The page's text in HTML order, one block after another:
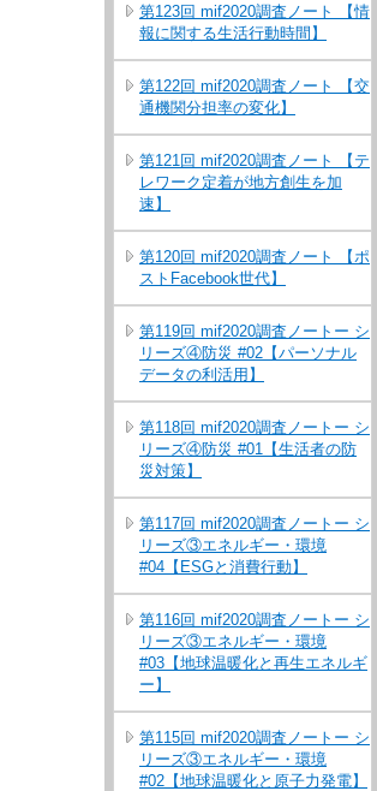
第123回 mif2020調査ノート 【情
報に関する生活行動時間】
第122回 mif2020調査ノート 【交
通機関分担率の変化】
第121回 mif2020調査ノート 【テ
レワーク定着が地方創生を加
速】
第120回 mif2020調査ノート 【ポ
ストFacebook世代】
第119回 mif2020調査ノートー シ
リーズ④防災 #02【パーソナル
データの利活用】
第118回 mif2020調査ノートー シ
リーズ④防災 #01【生活者の防
災対策】
第117回 mif2020調査ノートー シ
リーズ③エネルギー・環境
#04【ESGと消費行動】
第116回 mif2020調査ノートー シ
リーズ③エネルギー・環境
#03【地球温暖化と再生エネルギ
ー】
第115回 mif2020調査ノートー シ
リーズ③エネルギー・環境
#02【地球温暖化と原子力発電】